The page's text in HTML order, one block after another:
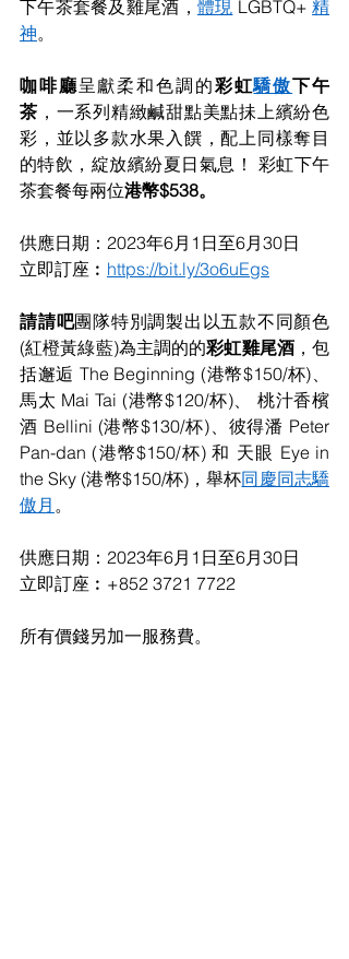
下午茶套餐及雞尾酒， 體現 LGBTQ+ 精
神。
咖啡廳呈獻柔和色調的彩虹驕傲下午
茶 ，一系列精緻鹹甜點美點抺上繽紛色
彩，並以多款水果入饌，配上同樣奪目
的特飲，綻放繽紛夏日氣息！ 彩虹下午
茶套餐每兩位港幣$538。
供應日期：2023年6月1日至6月30日
立即訂座︰ https://bit.ly/3o6uEgs
請請吧團隊特別調製出以五款不同顏色
(紅橙黃綠藍)為主調的的彩虹雞尾酒，包
括邂逅 The Beginning (港幣$150/杯)、
馬太 Mai Tai (港幣$120/杯)、 桃汁香檳
酒 Bellini (港幣$130/杯)、彼得潘 Peter
Pan-dan (港幣$150/杯) 和 天眼 Eye in
the Sky (港幣$150/杯)，舉杯同慶同志驕
傲月 。
供應日期：2023年6月1日至6月30日
立即訂座︰+852 3721 7722
所有價錢另加一服務費。